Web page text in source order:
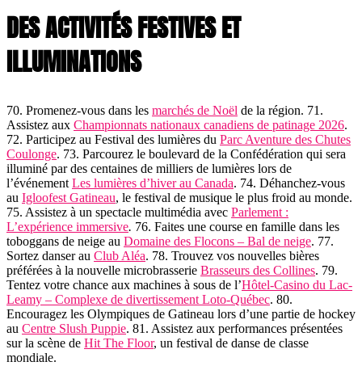
DES ACTIVITÉS FESTIVES ET
ILLUMINATIONS
70. Promenez-vous dans les marchés de Noël de la région. 71.
Assistez aux Championnats nationaux canadiens de patinage 2026.
72. Participez au Festival des lumières du Parc Aventure des Chutes
Coulonge. 73. Parcourez le boulevard de la Confédération qui sera
illuminé par des centaines de milliers de lumières lors de
l’événement Les lumières d’hiver au Canada. 74. Déhanchez-vous
au Igloofest Gatineau, le festival de musique le plus froid au monde.
75. Assistez à un spectacle multimédia avec Parlement :
L’expérience immersive. 76. Faites une course en famille dans les
toboggans de neige au Domaine des Flocons – Bal de neige. 77.
Sortez danser au Club Aléa. 78. Trouvez vos nouvelles bières
préférées à la nouvelle microbrasserie Brasseurs des Collines. 79.
Tentez votre chance aux machines à sous de l’Hôtel-Casino du Lac-
Leamy – Complexe de divertissement Loto-Québec. 80.
Encouragez les Olympiques de Gatineau lors d’une partie de hockey
au Centre Slush Puppie. 81. Assistez aux performances présentées
sur la scène de Hit The Floor, un festival de danse de classe
mondiale.